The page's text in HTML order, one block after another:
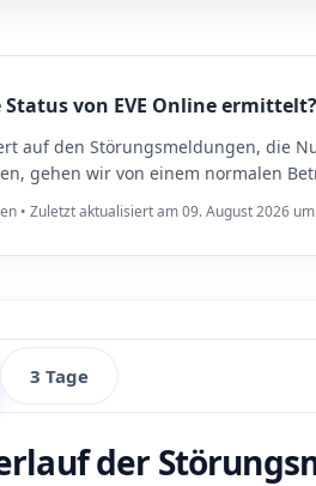
von EVE Online
auf den Störungsmeldungen, die
gehen wir von einem normalen
• Zuletzt aktualisiert am 09. August 2026
3 Tage
der